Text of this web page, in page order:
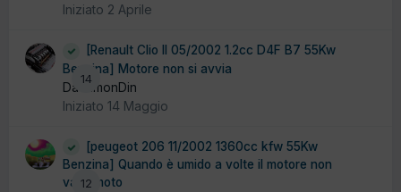
Iniziato 2 Aprile
14
[Renault Clio II 05/2002 1.2cc D4F B7 55Kw
Benzina] Motore non si avvia
Da SimonDin
Iniziato 14 Maggio
12
[peugeot 206 11/2002 1360cc kfw 55Kw
Benzina] Quando è umido a volte il motore non
va in moto